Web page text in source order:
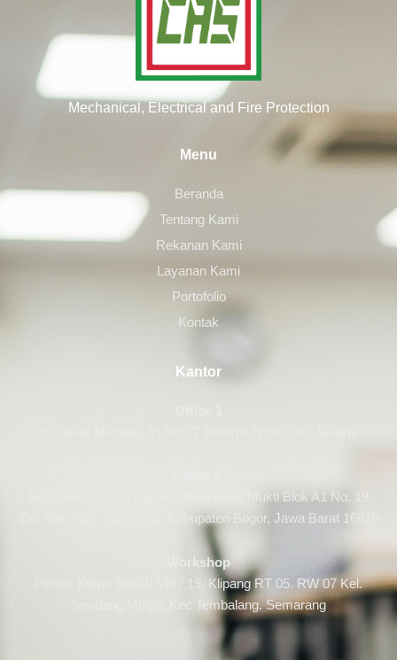
Mechanical, Electrical and Fire Protection
Menu
Beranda
Tentang Kami
Rekanan Kami
Layanan Kami
Portofolio
Kontak
Kantor
Ruko Perumahan Puri Harmoni Pasir Mukti Blok A1 No. 18
Gn. Sari, Kec. Citeureup, Kabupaten Bogor, Jawa Barat 16810
Workshop
Perum Korpri Blok P VIII / 19. Klipang RT 05. RW 07 Kel.
Sendang Mulyo. Kec Tembalang. Semarang